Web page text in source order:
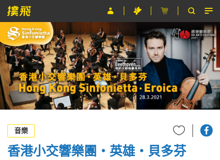
節目
主辦單位
關於撲飛
條款及細則
EN
音樂
香港小交響樂團‧英雄‧貝多芬